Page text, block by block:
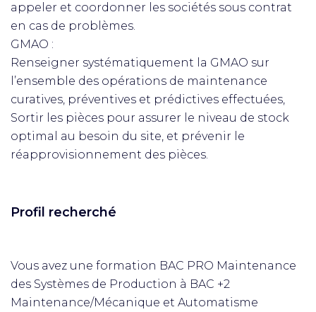
appeler et coordonner les sociétés sous contrat
en cas de problèmes.
GMAO :
Renseigner systématiquement la GMAO sur
l’ensemble des opérations de maintenance
curatives, préventives et prédictives effectuées,
Sortir les pièces pour assurer le niveau de stock
optimal au besoin du site, et prévenir le
réapprovisionnement des pièces.
Profil recherché
Vous avez une formation BAC PRO Maintenance
des Systèmes de Production à BAC +2
Maintenance/Mécanique et Automatisme